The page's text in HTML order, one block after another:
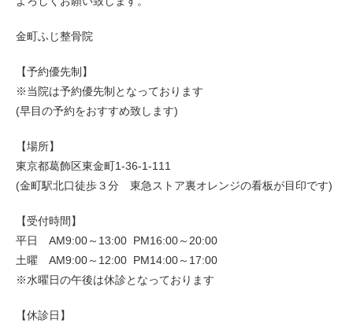
金町ふじ整骨院
【予約優先制】
※当院は予約優先制となっております
(早目の予約をおすすめ致します)
【場所】
東京都葛飾区東金町1-36-1-111
(金町駅北口徒歩３分 東急ストア裏オレンジの看板が目印です)
【受付時間】
平日 AM9:00～13:00 PM16:00～20:00
土曜 AM9:00～12:00 PM14:00～17:00
※水曜日の午後は休診となっております
【休診日】